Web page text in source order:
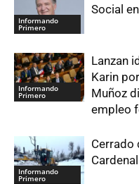
Informando
Primero
Social
Informando
Primero
Lanzan
Karin
Muñoz
empleo
Informando
Primero
Cerrado